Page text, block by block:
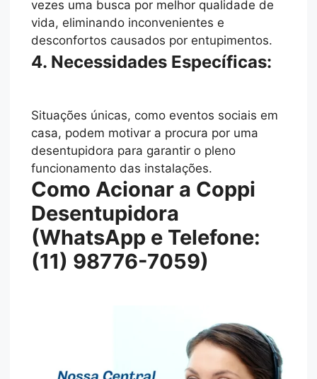
vezes uma busca por melhor qualidade de
vida, eliminando inconvenientes e
desconfortos causados por entupimentos.
4. Necessidades Específicas:
Situações únicas, como eventos sociais em
casa, podem motivar a procura por uma
desentupidora para garantir o pleno
funcionamento das instalações.
Como Acionar a Coppi
Desentupidora
(WhatsApp e Telefone:
(11) 98776-7059)